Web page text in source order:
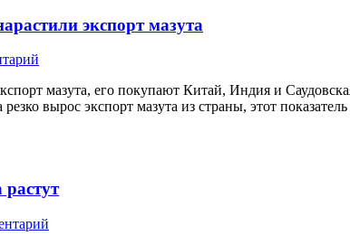
экспорт мазута
мазута, его покупают Китай, Индия и
вырос экспорт мазута из страны, этот